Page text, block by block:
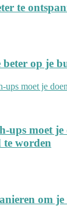
te
beter op je
ups moet
te worden
om